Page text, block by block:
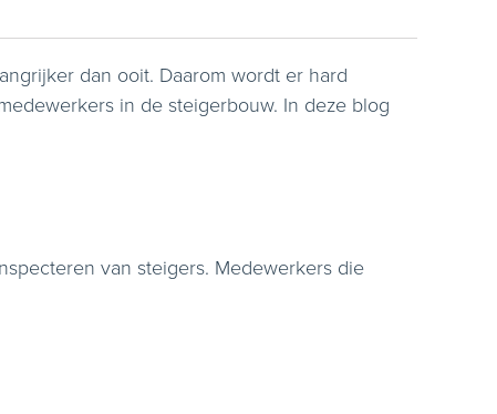
dan ooit. Daarom wordt er hard
in de steigerbouw. In deze blog
van steigers. Medewerkers die